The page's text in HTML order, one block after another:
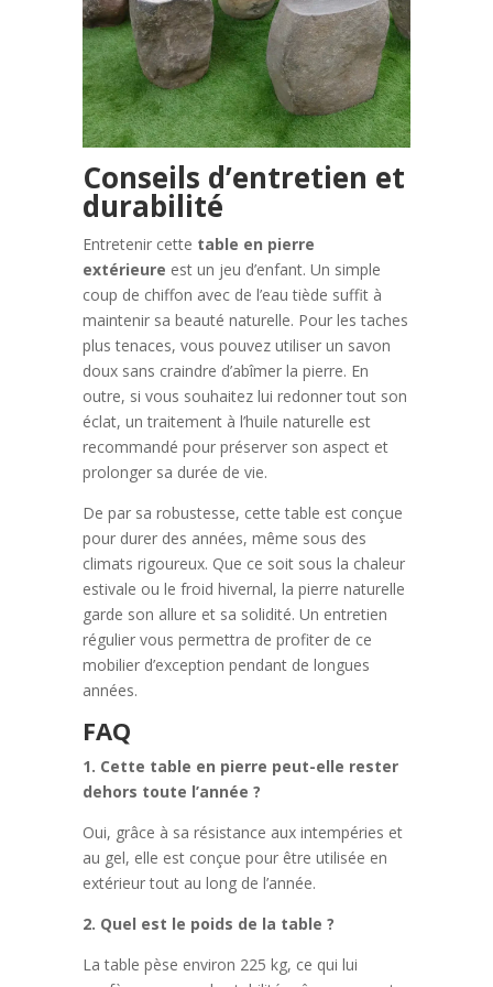
Conseils d’entretien et
durabilité
Entretenir cette table en pierre
extérieure est un jeu d’enfant. Un simple
coup de chiffon avec de l’eau tiède suffit à
maintenir sa beauté naturelle. Pour les taches
plus tenaces, vous pouvez utiliser un savon
doux sans craindre d’abîmer la pierre. En
outre, si vous souhaitez lui redonner tout son
éclat, un traitement à l’huile naturelle est
recommandé pour préserver son aspect et
prolonger sa durée de vie.
De par sa robustesse, cette table est conçue
pour durer des années, même sous des
climats rigoureux. Que ce soit sous la chaleur
estivale ou le froid hivernal, la pierre naturelle
garde son allure et sa solidité. Un entretien
régulier vous permettra de profiter de ce
mobilier d’exception pendant de longues
années.
FAQ
1. Cette table en pierre peut-elle rester
dehors toute l’année ?
Oui, grâce à sa résistance aux intempéries et
au gel, elle est conçue pour être utilisée en
extérieur tout au long de l’année.
2. Quel est le poids de la table ?
La table pèse environ 225 kg, ce qui lui